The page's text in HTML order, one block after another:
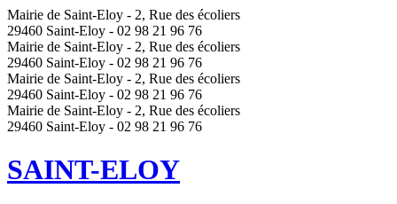
Mairie de Saint-Eloy - 2, Rue des écoliers
29460 Saint-Eloy - 02 98 21 96 76
Mairie de Saint-Eloy - 2, Rue des écoliers
29460 Saint-Eloy - 02 98 21 96 76
Mairie de Saint-Eloy - 2, Rue des écoliers
29460 Saint-Eloy - 02 98 21 96 76
Mairie de Saint-Eloy - 2, Rue des écoliers
29460 Saint-Eloy - 02 98 21 96 76
SAINT-ELOY